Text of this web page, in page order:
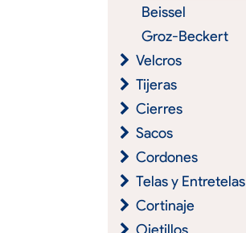
Beissel
Groz-Beckert
Velcros
Tijeras
Cierres
Sacos
Cordones
Telas y Entretelas
Cortinaje
Ojetillos